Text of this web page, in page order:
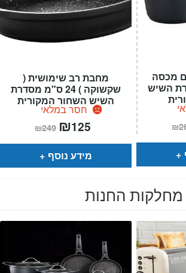
מחבת רב שימושית (
שקשוקה ) 24 ס"מ מסדרת
השיש השחור המקורית
חסר במלאי
₪249 המחיר
המקורי
היה:
₪249.
₪125
הוא:
מידע נוסף
עם מכסה
השיש
₪
מחלקות החנות